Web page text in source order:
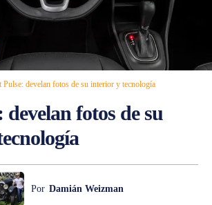
Pulse: develan fotos de su interior y tecnología
develan fotos de su
Por Damián Weizman